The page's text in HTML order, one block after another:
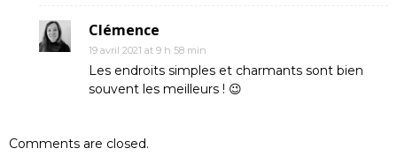
Clémence
19 avril 2021 at 9 h 58 min
Les endroits simples et charmants sont bien
souvent les meilleurs ! 😉
Comments are closed.